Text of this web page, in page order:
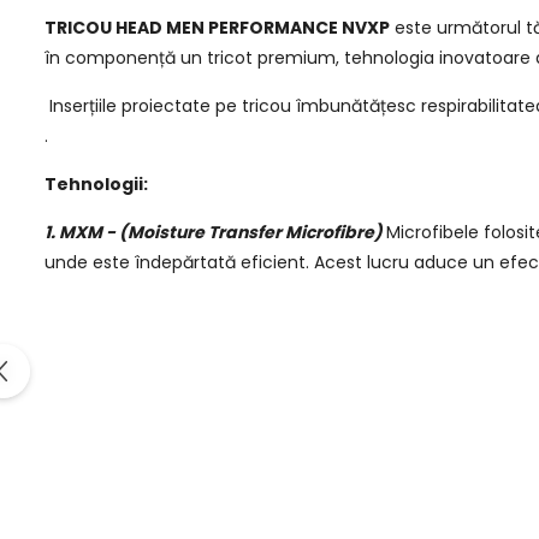
TRICOU HEAD MEN PERFORMANCE NVXP este următorul
în componență un tricot premium, tehnologia
Inserțiile proiectate pe tricou îmbunătățesc respirabilitatea
.
Tehnologii:
1. MXM - (Moisture Transfer Microfibre)Microfibele
unde este îndepărtată eficient. Acest lucru aduce un